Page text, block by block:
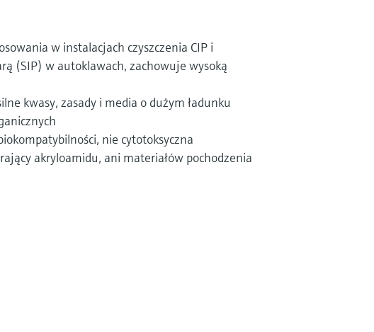
w instalacjach czyszczenia CIP i
(SIP) w autoklawach, zachowuje wysoką
kwasy, zasady i media o dużym ładunku
nie cytotoksyczna
akryloamidu, ani materiałów pochodzenia